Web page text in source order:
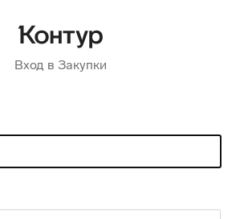
Вход в Закупки